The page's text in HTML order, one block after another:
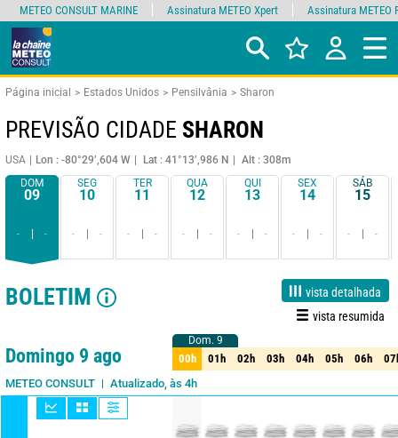
Página inicial Estados Unidos Pensilvânia Sharon
PREVISÃO CIDADE SHARON
USA Lon : -80°29’,604 W Lat : 41°13’,986 N
Alt : 308m
DOM
09
- -
SEG
10
- -
TER
11
- -
QUA
12
- -
QUI
13
- -
SEX
14
- -
SÁB
15
- -
BOLETIM
vista detalhada
vista resumida
1 dia Fiabilidade 85%
Domingo 9 ago
METEO CONSULT Atualizado, às 4h
Dom. 9
00h 01h 02h 03h 04h 05h 06h
Dom. 9
00h 01h 02h 03h 04h 05h 06h
METEO CONSULT MARINE Assinatura METEO Xpert Assinatura METEO